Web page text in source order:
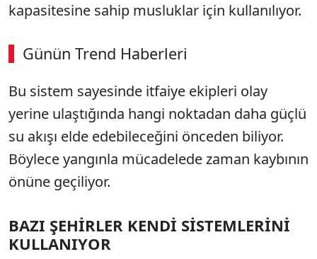
kapasitesine sahip musluklar için kullanılıyor.
Günün Trend Haberleri
Bu sistem sayesinde itfaiye ekipleri olay
yerine ulaştığında hangi noktadan daha güçlü
su akışı elde edebileceğini önceden biliyor.
Böylece yangınla mücadelede zaman kaybının
önüne geçiliyor.
BAZI ŞEHİRLER KENDİ SİSTEMLERİNİ
KULLANIYOR